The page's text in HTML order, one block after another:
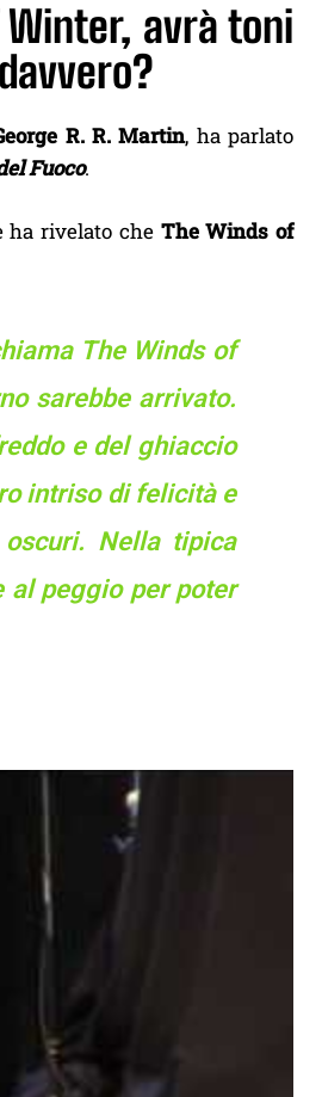
avrà toni
R. R. Martin, ha parlato
Fuoco.
ha rivelato che The Winds of
The Winds of
sarebbe arrivato.
e del ghiaccio
intriso di felicità e
Nella tipica
al peggio per poter